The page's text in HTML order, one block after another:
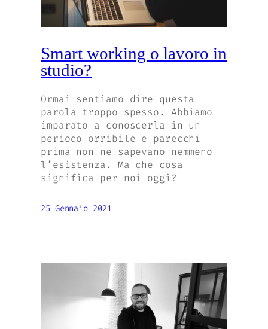
Smart working o lavoro in
studio?
Ormai sentiamo dire questa
parola troppo spesso. Abbiamo
imparato a conoscerla in un
periodo orribile e parecchi
prima non ne sapevano nemmeno
l’esistenza. Ma che cosa
significa per noi oggi?
25 Gennaio 2021